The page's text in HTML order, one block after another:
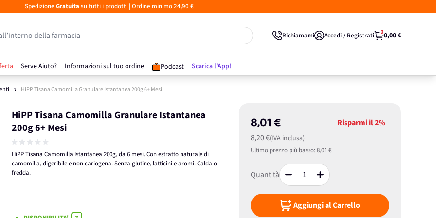
Spedizione Gratuita su tutti i prodotti| Ordine minimo 24,90 €
Serve Aiuto? Informazioni sul tuo ordine Podcast Scarica l'App!
della farmacia Richiamami Accedi / Registrati 00,00 €
HiPP Tisana Camomilla Granulare Istantanea 200g 6+ Mesi
HiPP Tisana Camomilla Granulare Istantanea
200g 6+ Mesi
HiPP Tisana Camomilla Istantanea 200g, da 6 mesi. Con estratto naturale di
camomilla, digeribile e non cariogena. Senza glutine, latticini e aromi. Calda o
fredda.
8,01 €
8,20 €(IVA inclusa)
Risparmi il2%
Ultimo prezzo più basso:8,01 €
Quantità
Aggiungi al Carrello